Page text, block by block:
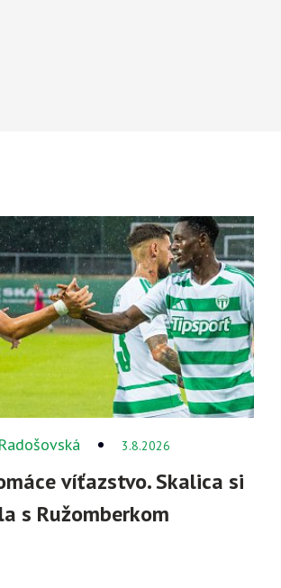
3.8.2026
víťazstvo. Skalica si
s Ružomberkom